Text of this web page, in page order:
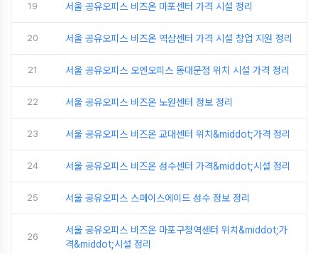
19 서울 공유오피스 비즈온 마포센터 가격 시설 정리
20 서울 공유오피스 비즈온 역삼센터 가격 시설 창업 지원 정리
21 서울 공유오피스 오엔오피스 동대문점 위치 시설 가격 정리
22 서울 공유오피스 비즈온 노원센터 정보 정리
23 서울 공유오피스 비즈온 교대센터 위치&middot;가격 정리
24 서울 공유오피스 비즈온 성수센터 가격&middot;시설 정리
25 서울 공유오피스 스페이스에이드 성수 정보 정리
26
서울 공유오피스 비즈온 마포구청역센터 위치&middot;가
격&middot;시설 정리